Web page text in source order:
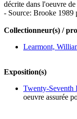
décrite dans l'oeuvre
- Source: Brooke 1989
Collectionneur(s) /
Learmont,
Exposition(s)
Twenty-
oeuvre assurée